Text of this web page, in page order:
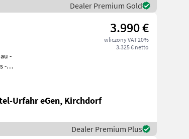
Dealer Premium Gold
3.990 €
wliczony VAT 20%
3.325 € netto
Urfahr eGen, Kirchdorf
Dealer Premium Plus